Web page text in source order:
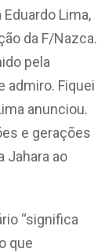
Lima,
da F/Nazca.
pela
admiro. Fiquei
anunciou.
e gerações
Jahara ao
“significa
que